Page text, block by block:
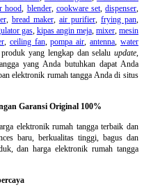
hood blender, cookware set,dispenser
, bread maker, air purifier, frying pan
gas, kipas angin meja, mixer,mesin
, ceiling fan,pompa air ,antenna ,water
yang lengkap dan selalu update
yang Anda butuhkan dapat Anda
elektronik rumah tangga Anda di situs
Garansi Original 100%
elektronik rumah tangga terbaik dan
baru, berkualitas tinggi, bagus dan
dan harga elektronik rumah tangga